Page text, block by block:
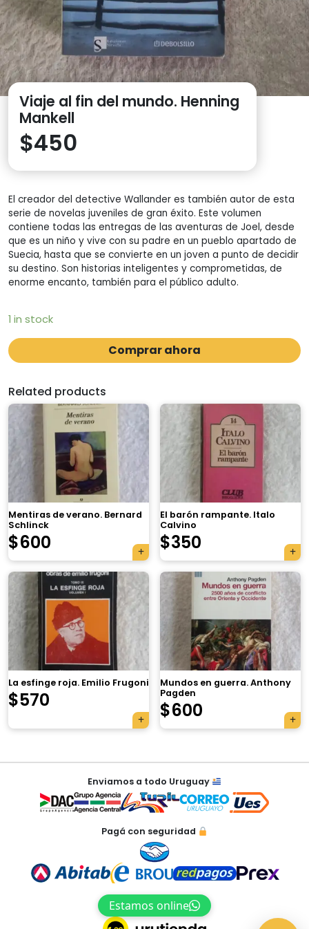
Viaje al fin del mundo. Henning
Mankell
$450
El creador del detective Wallander es también autor de esta
serie de novelas juveniles de gran éxito. Este volumen
contiene todas las entregas de las aventuras de Joel, desde
que es un niño y vive con su padre en un pueblo apartado de
Suecia, hasta que se convierte en un joven a punto de decidir
su destino. Son historias inteligentes y comprometidas, de
enorme encanto, también para el público adulto.
1 in stock
Comprar ahora
Related products
Mentiras de verano. Bernard
Schlinck
$600
El barón rampante. Italo
Calvino
$350
La esfinge roja. Emilio Frugoni
$570
Mundos en guerra. Anthony
Pagden
$600
Navegación
entradas
Enviamos a todo Uruguay
Pagá con seguridad
Estamos online
×
Tu carrito está vacío.
automáticamente.